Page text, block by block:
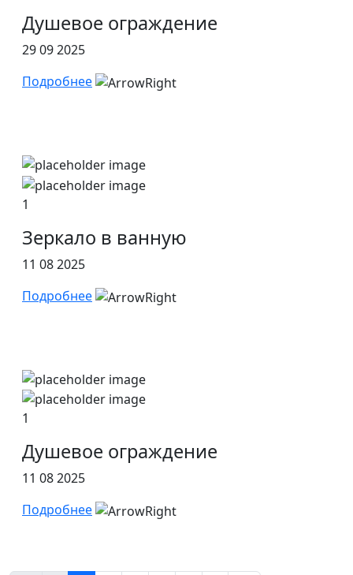
Душевое ограждение
29 09 2025
Подробнее
1
Зеркало в ванную
11 08 2025
Подробнее
1
Душевое ограждение
11 08 2025
Подробнее